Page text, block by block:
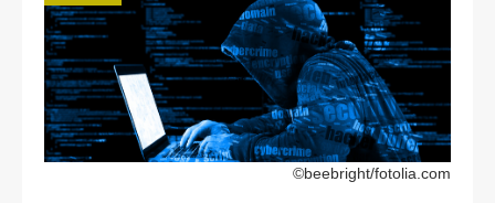
©beebright/fotolia.com